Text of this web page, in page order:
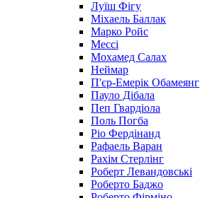
Луїш Фігу
Міхаель Баллак
Марко Ройс
Мессі
Мохамед Салах
Неймар
П'єр-Емерік Обамеянг
Пауло Дібала
Пеп Гвардіола
Поль Погба
Ріо Фердінанд
Рафаель Варан
Рахім Стерлінг
Роберт Левандовські
Роберто Баджо